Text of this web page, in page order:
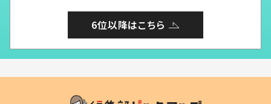
6位以降はこちら